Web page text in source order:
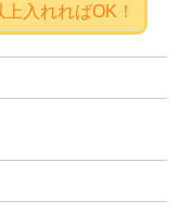
入れればOK！